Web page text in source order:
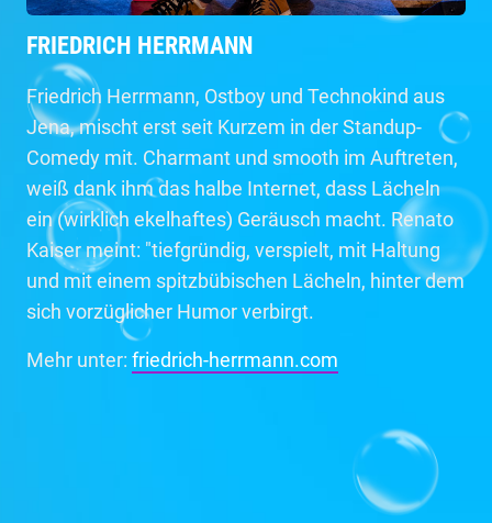
FRIEDRICH HERRMANN
Friedrich Herrmann, Ostboy und Technokind aus
Jena, mischt erst seit Kurzem in der Standup-
Comedy mit. Charmant und smooth im Auftreten,
weiß dank ihm das halbe Internet, dass Lächeln
ein (wirklich ekelhaftes) Geräusch macht. Renato
Kaiser meint: "tiefgründig, verspielt, mit Haltung
und mit einem spitzbübischen Lächeln, hinter dem
sich vorzüglicher Humor verbirgt.
Mehr unter: friedrich-herrmann.com